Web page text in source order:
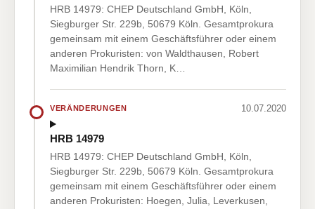
HRB 14979: CHEP Deutschland GmbH, Köln,
Siegburger Str. 229b, 50679 Köln. Gesamtprokura
gemeinsam mit einem Geschäftsführer oder einem
anderen Prokuristen: von Waldthausen, Robert
Maximilian Hendrik Thorn, K…
VERÄNDERUNGEN 10.07.2020
HRB 14979
HRB 14979: CHEP Deutschland GmbH, Köln,
Siegburger Str. 229b, 50679 Köln. Gesamtprokura
gemeinsam mit einem Geschäftsführer oder einem
anderen Prokuristen: Hoegen, Julia, Leverkusen,